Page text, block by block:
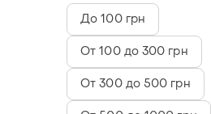
До 100 грн
От 100 до 300 грн
От 300 до 500 грн